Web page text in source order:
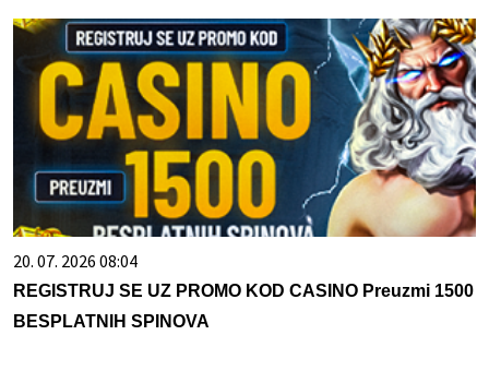
20. 07. 2026 08:04
REGISTRUJ SE UZ PROMO KOD CASINO Preuzmi 1500
BESPLATNIH SPINOVA